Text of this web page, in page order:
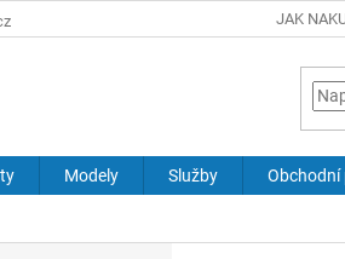
JAK
Modely Služby Obchodní